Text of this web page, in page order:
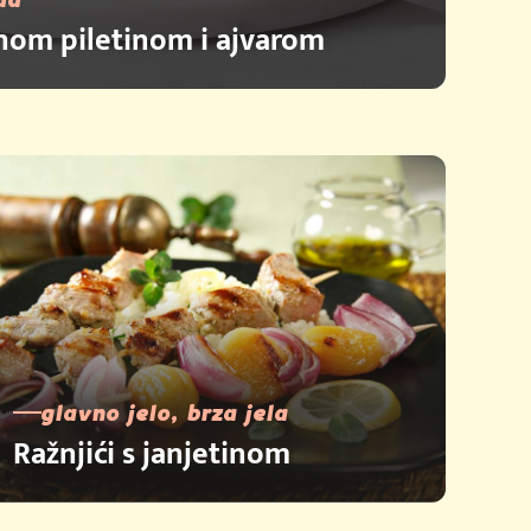
piletinom i ajvarom
glavno jelo, brza jela
Ražnjići s janjetinom